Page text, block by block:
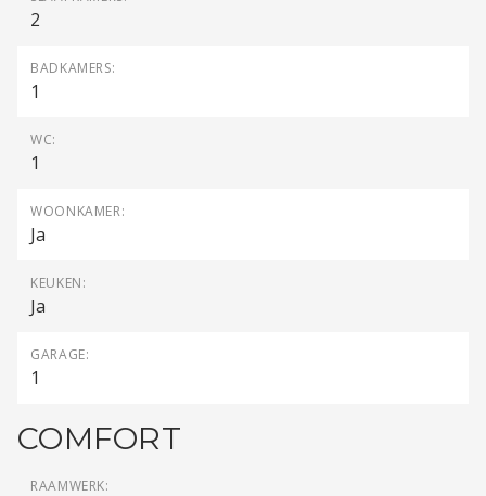
2
BADKAMERS:
1
WC:
1
WOONKAMER:
Ja
KEUKEN:
Ja
GARAGE:
1
COMFORT
RAAMWERK: